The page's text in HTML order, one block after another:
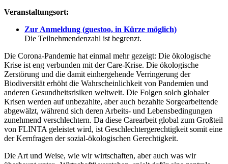
Veranstaltungsort:
Zur Anmeldung (guestoo, in Kürze möglich)
Die Teilnehmendenzahl ist begrenzt.
Die Corona-Pandemie hat einmal mehr gezeigt: Die ökologische
Krise ist eng verbunden mit der Care-Krise. Die ökologische
Zerstörung und die damit einhergehende Verringerung der
Biodiversität erhöht die Wahrscheinlichkeit von Pandemien und
anderen Gesundheitsrisiken weltweit. Die Folgen solch globaler
Krisen werden auf unbezahlte, aber auch bezahlte Sorgearbeitende
abgewälzt, während sich deren Arbeits- und Lebensbedingungen
zunehmend verschlechtern. Da diese Carearbeit global zum Großteil
von FLINTA geleistet wird, ist Geschlechtergerechtigkeit somit eine
der Kernfragen der sozial-ökologischen Gerechtigkeit.
Die Art und Weise, wie wir wirtschaften, aber auch was wir